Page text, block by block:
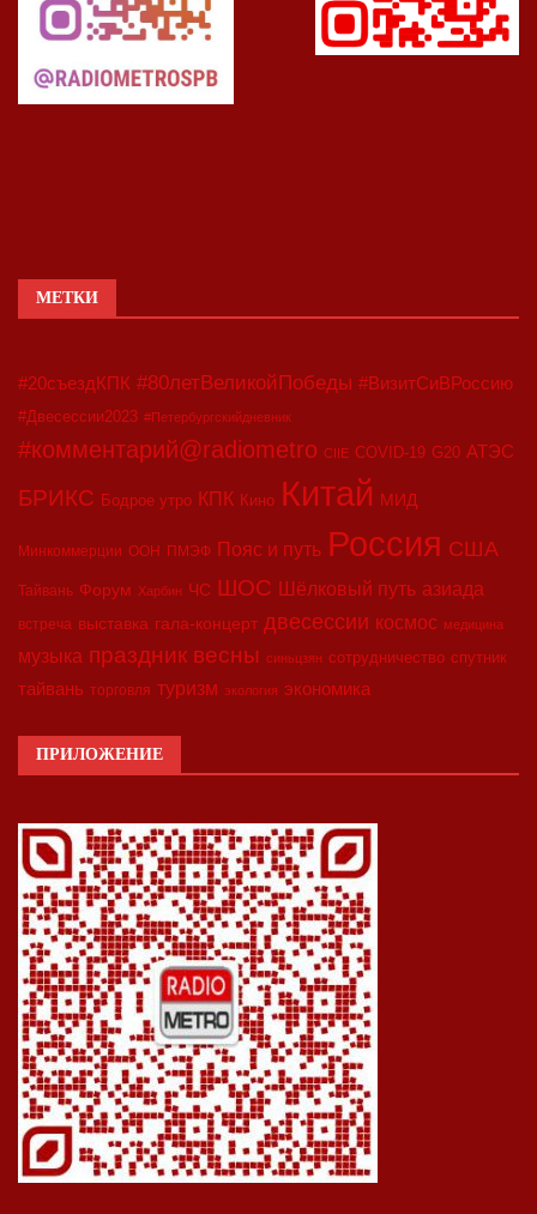
МЕТКИ
#20съездКПК #80летВеликойПобеды #ВизитСиВРоссию
#Двесессии2023 #Петербургскийдневник
#комментарий@radiometro CIIE COVID-19 G20 АТЭС
БРИКС Бодрое утро КПК Кино Китай МИД
Минкоммерции ООН ПМЭФ Пояс и путь Россия США
Тайвань Форум Харбин ЧС ШОС Шёлковый путь азиада
встреча выставка гала-концерт двесессии космос медицина
музыка праздник весны синьцзян сотрудничество спутник
тайвань торговля туризм экология экономика
ПРИЛОЖЕНИЕ